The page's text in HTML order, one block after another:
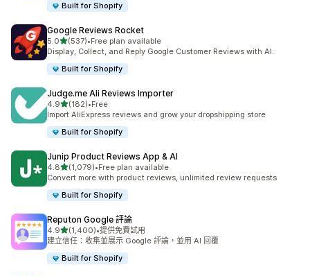
Built for Shopify
Google Reviews Rocket
5.0滿分 5 顆星
(537)
共有 537 則評價
•Free plan available
Display, Collect, and Reply Google Customer Reviews with AI.
Built for Shopify
Judge.me Ali Reviews Importer
4.9滿分 5 顆星
(182)
共有 182 則評價
•Free
Import AliExpress reviews and grow your dropshipping store
Built for Shopify
Junip Product Reviews App & AI
4.8滿分 5 顆星
(1,079)
共有 1079 則評價
•Free plan available
Convert more with product reviews, unlimited review requests
Built for Shopify
Reputon Google 評論
4.9滿分 5 顆星
(1,400)
共有 1400 則評價
•提供免費試用
建立信任：收集並展示 Google 評論，並用 AI 回覆
Built for Shopify